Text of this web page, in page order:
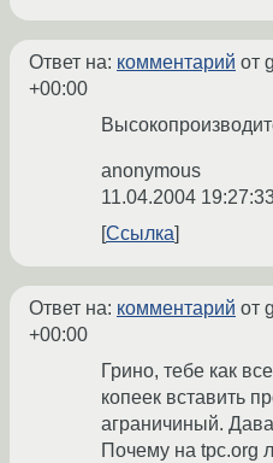
Ответ на: комментарий от
+00:00
anonymous
11.04.2004
Ссылка
Ответ на: комментарий от
+00:00
Грино, тебе как
копеек вставить
аграничиный.
Почему на tpc.org